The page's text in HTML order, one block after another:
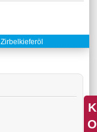
Zirbelkieferöl
K
O